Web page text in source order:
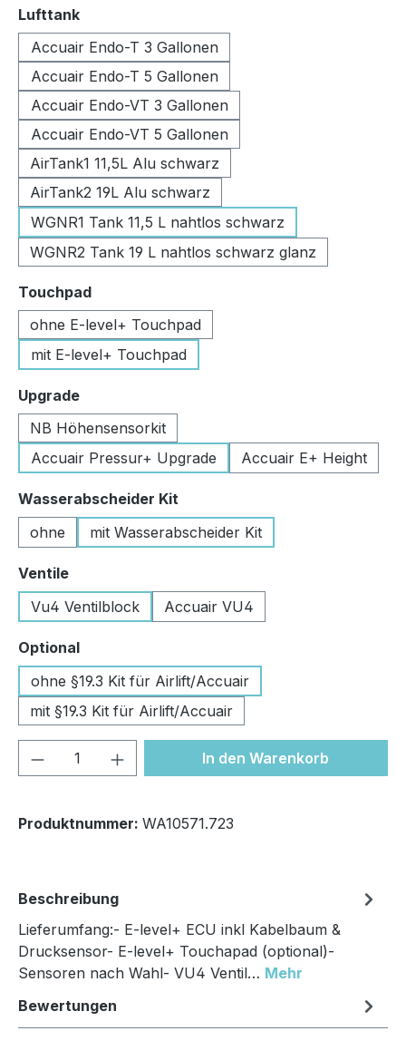
Lufttankauswählen
Accuair Endo-T 3 Gallonen
Accuair Endo-T 5 Gallonen
Accuair Endo-VT 3 Gallonen
Accuair Endo-VT 5 Gallonen
AirTank1 11,5L Alu schwarz
AirTank2 19L Alu schwarz
WGNR1 Tank 11,5 L nahtlos schwarz
WGNR2 Tank 19 L nahtlos schwarz glanz
Touchpadauswählen
ohne E-level+ Touchpad
mit E-level+ Touchpad
Upgradeauswählen
NB Höhensensorkit
Accuair Pressur+ Upgrade
Accuair E+ Height
Wasserabscheider Kit
ohne
mit Wasserabscheider Kit
Ventileauswählen
Vu4 Ventilblock
Accuair VU4
Optionalauswählen
ohne §19.3 Kit für Airlift/Accuair
mit §19.3 Kit für Airlift/Accuair
Produkt Anzahl: Gib denIn den Warenkorb
Produktnummer: WA10571.723
Beschreibung
Lieferumfang:- E-level+ ECU inkl Kabelbaum &
Drucksensor- E-level+ Touchapad (optional)-
Sensoren nach Wahl- VU4 Ventil… Mehr
Bewertungen